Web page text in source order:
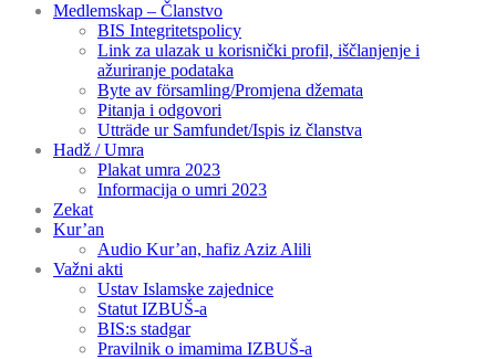
Medlemskap – Članstvo
BIS Integritetspolicy
Link za ulazak u korisnički profil, iščlanjenje i
ažuriranje podataka
Byte av församling/Promjena džemata
Pitanja i odgovori
Utträde ur Samfundet/Ispis iz članstva
Hadž / Umra
Plakat umra 2023
Informacija o umri 2023
Zekat
Kur’an
Audio Kur’an, hafiz Aziz Alili
Važni akti
Ustav Islamske zajednice
Statut IZBUŠ-a
BIS:s stadgar
Pravilnik o imamima IZBUŠ-a